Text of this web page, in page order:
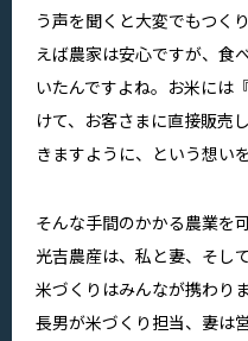
う声を聞くと大変でもつく
えば農家は安心ですが、食
いたんですよね。お米には
けて、お客さまに直接販売
きますように、という想い
そんな手間のかかる農業を
光吉農産は、私と妻、そし
米づくりはみんなが携わり
長男が米づくり担当、妻は